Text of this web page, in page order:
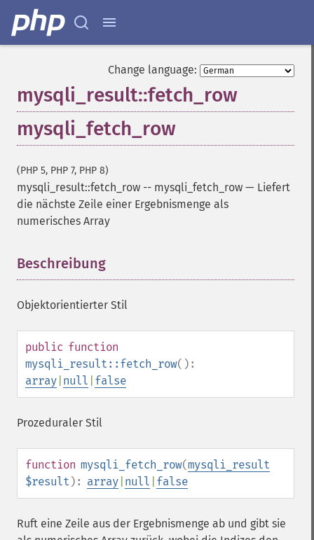
Change language:
mysqli_result::fetch_row
mysqli_fetch_row
(PHP 5, PHP 7, PHP 8)
mysqli_result::fetch_row -- mysqli_fetch_row — Liefert
die nächste Zeile einer Ergebnismenge als
numerisches Array
Beschreibung
Objektorientierter Stil
public function
mysqli_result::fetch_row():
array null false
Prozeduraler Stil
function mysqli_fetch_row(mysqli_result
$result ): array null false
Ruft eine Zeile aus der Ergebnismenge ab und gibt sie